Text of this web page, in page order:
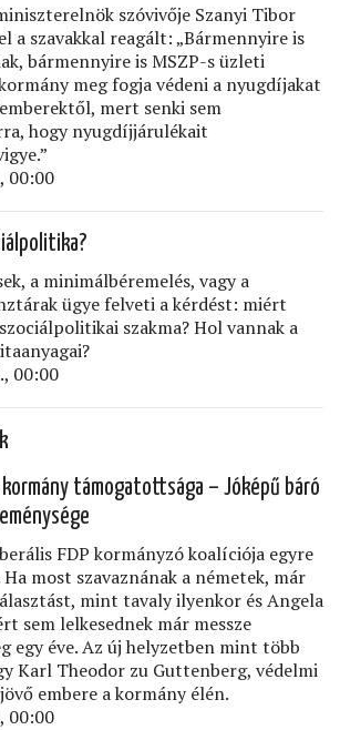
szóvivője Szanyi Tibor
a szavakkal reagált: „Bármennyire is
bármennyire is MSZP-s üzleti
meg fogja védeni a nyugdíjakat
mert senki sem
hogy nyugdíjjárulékait
00:00
a minimálbéremelés, vagy a
ügye felveti a kérdést: miért
szakma? Hol vannak a
00:00
támogatottsága – Jóképű báró
FDP kormányzó koalíciója egyre
most szavaznának a németek, már
mint tavaly ilyenkor és Angela
sem lelkesednek már messze
egy éve. Az új helyzetben mint több
Karl Theodor zu Guttenberg, védelmi
embere a kormány élén.
00:00